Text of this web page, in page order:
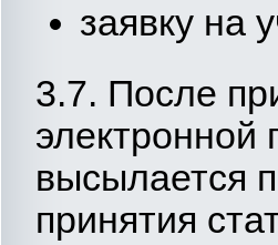
заявку на
3.7. После
электронной
высылается
принятия